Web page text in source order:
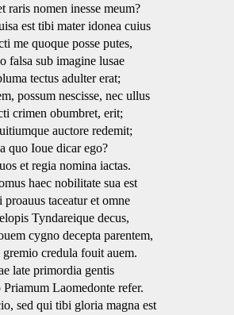
nomen inesse meum?
est tibi mater idonea cuius
quoque posse putes,
falsa sub imagine lusae
tectus adulter erat;
possum nescisse, nec ullus
crimen obumbret, erit;
auctore redemit;
Ioue dicar ego?
et regia nomina iactas.
haec nobilitate sua est
taceatur et omne
Tyndareique decus,
cygno decepta parentem,
credula fouit auem.
late primordia gentis
Laomedonte refer.
sed qui tibi gloria magna est